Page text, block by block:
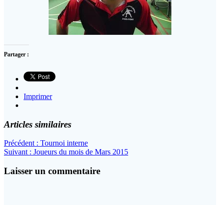
Partager :
Imprimer
Articles similaires
Navigation
de
l’article
Précédent : Article
précédent
Tournoi interne
Suivant : Article
Joueurs du mois de Mars 2015
Laisser un commentaire